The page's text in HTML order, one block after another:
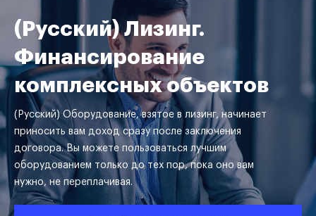
(Русский) Лизинг.
Финансирование
комплексных объектов
(Русский) Оборудование, взятое в лизинг, начинает
приносить вам доход сразу после заключения
договора. Вы можете пользоваться лучшим
оборудованием только до тех пор, пока оно вам
нужно, не переплачивая.